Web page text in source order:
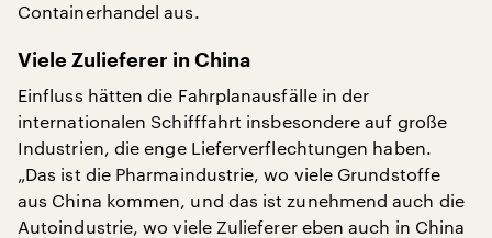
Containerhandel aus.
Viele Zulieferer in China
Einfluss hätten die Fahrplanausfälle in der
internationalen Schifffahrt insbesondere auf große
Industrien, die enge Lieferverflechtungen haben.
„Das ist die Pharmaindustrie, wo viele Grundstoffe
aus China kommen, und das ist zunehmend auch die
Autoindustrie, wo viele Zulieferer eben auch in China